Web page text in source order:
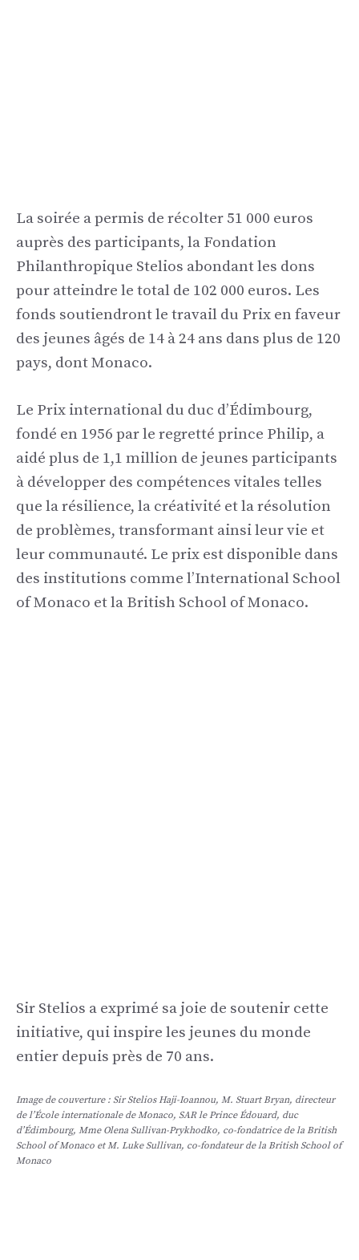
La soirée a permis de récolter 51 000 euros
auprès des participants, la Fondation
Philanthropique Stelios abondant les dons
pour atteindre le total de 102 000 euros. Les
fonds soutiendront le travail du Prix en faveur
des jeunes âgés de 14 à 24 ans dans plus de 120
pays, dont Monaco.
Le Prix international du duc d’Édimbourg,
fondé en 1956 par le regretté prince Philip, a
aidé plus de 1,1 million de jeunes participants
à développer des compétences vitales telles
que la résilience, la créativité et la résolution
de problèmes, transformant ainsi leur vie et
leur communauté. Le prix est disponible dans
des institutions comme l’International School
of Monaco et la British School of Monaco.
Sir Stelios a exprimé sa joie de soutenir cette
initiative, qui inspire les jeunes du monde
entier depuis près de 70 ans.
Image de couverture : Sir Stelios Haji-Ioannou, M. Stuart Bryan, directeur
de l’École internationale de Monaco, SAR le Prince Édouard, duc
d’Édimbourg, Mme Olena Sullivan-Prykhodko, co-fondatrice de la British
School of Monaco et M. Luke Sullivan, co-fondateur de la British School of
Monaco